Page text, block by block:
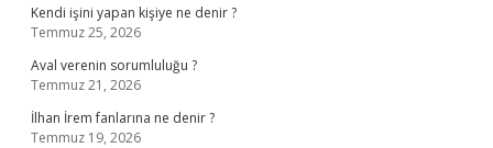
Kendi işini yapan kişiye ne denir ?
Temmuz 25, 2026
Aval verenin sorumluluğu ?
Temmuz 21, 2026
İlhan İrem fanlarına ne denir ?
Temmuz 19, 2026